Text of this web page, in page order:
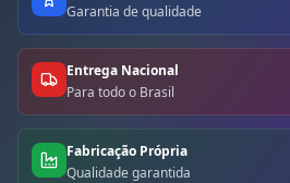
Garantia de qualidade
Entrega Nacional
Para todo o Brasil
Fabricação Própria
Qualidade garantida